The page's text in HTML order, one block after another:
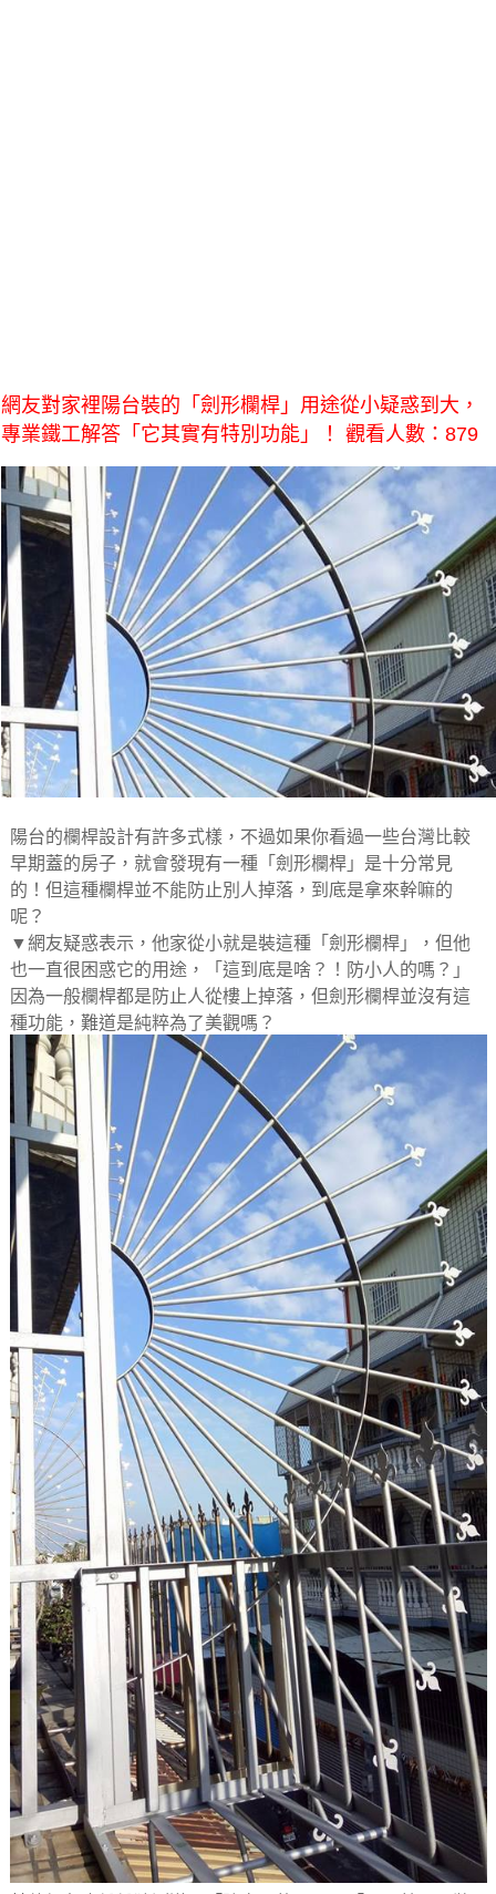
網友對家裡陽台裝的「劍形欄桿」用途從小疑惑到大，
專業鐵工解答「它其實有特別功能」！ 觀看人數：879
陽台的欄桿設計有許多式樣，不過如果你看過一些台灣比較
早期蓋的房子，就會發現有一種「劍形欄桿」是十分常見
的！但這種欄桿並不能防止別人掉落，到底是拿來幹嘛的
呢？
▼網友疑惑表示，他家從小就是裝這種「劍形欄桿」，但他
也一直很困惑它的用途，「這到底是啥？！防小人的嗎？」
因為一般欄桿都是防止人從樓上掉落，但劍形欄桿並沒有這
種功能，難道是純粹為了美觀嗎？